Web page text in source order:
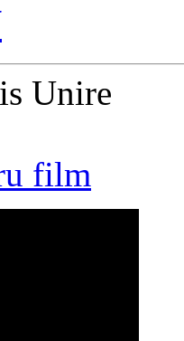
Unire
film